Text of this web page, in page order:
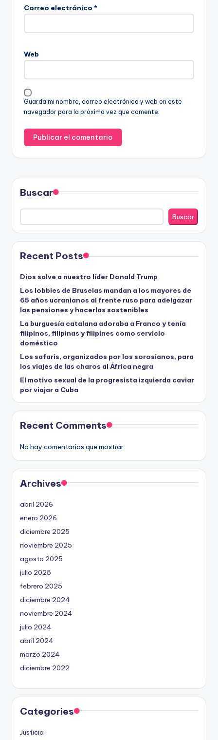
Correo electrónico *
Web
Guarda mi nombre, correo electrónico y web en este
navegador para la próxima vez que comente.
Buscar
Buscar
Recent Posts
Dios salve a nuestro líder Donald Trump
Los lobbies de Bruselas mandan a los mayores de
65 años ucranianos al frente ruso para adelgazar
las pensiones y hacerlas sostenibles
La burguesía catalana adoraba a Franco y tenía
filipinos, filipinas y filipines como servicio
doméstico
Los safaris, organizados por los sorosianos, para
los viajes de las charos al África negra
El motivo sexual de la progresista izquierda caviar
por viajar a Cuba
Recent Comments
No hay comentarios que mostrar.
Archives
abril 2026
enero 2026
diciembre 2025
noviembre 2025
agosto 2025
julio 2025
febrero 2025
diciembre 2024
noviembre 2024
julio 2024
abril 2024
marzo 2024
diciembre 2022
Categories
Justicia